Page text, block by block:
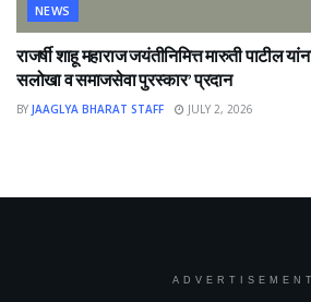
NEWS
राजर्षी शाहू महाराज जयंतीनिमित्त मारुती पाटील
सलोखा व समाजसेवा पुरस्कार’ प्रदान
BY JAAGLYA BHARAT STAFF JULY 2, 2026
ADVERTISEMENT